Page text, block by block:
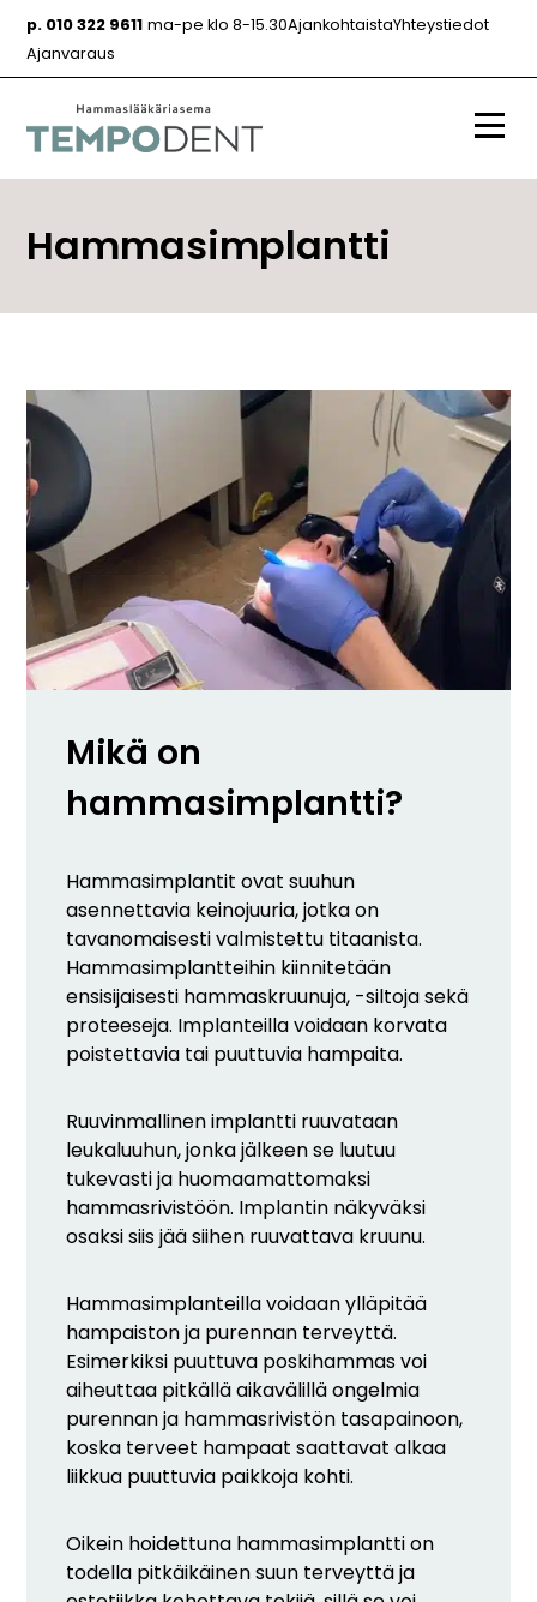
sisältöön
p. 010 322 9611 ma-pe klo 8-15.30AjankohtaistaYhteystiedot
Ajanvaraus
Hammasimplantti
Mikä on
hammasimplantti?
Hammasimplantit ovat suuhun
asennettavia keinojuuria, jotka on
tavanomaisesti valmistettu titaanista.
Hammasimplantteihin kiinnitetään
ensisijaisesti hammaskruunuja, -siltoja sekä
proteeseja. Implanteilla voidaan korvata
poistettavia tai puuttuvia hampaita.
Ruuvinmallinen implantti ruuvataan
leukaluuhun, jonka jälkeen se luutuu
tukevasti ja huomaamattomaksi
hammasrivistöön. Implantin näkyväksi
osaksi siis jää siihen ruuvattava kruunu.
Hammasimplanteilla voidaan ylläpitää
hampaiston ja purennan terveyttä.
Esimerkiksi puuttuva poskihammas voi
aiheuttaa pitkällä aikavälillä ongelmia
purennan ja hammasrivistön tasapainoon,
koska terveet hampaat saattavat alkaa
liikkua puuttuvia paikkoja kohti.
Oikein hoidettuna hammasimplantti on
todella pitkäikäinen suun terveyttä ja